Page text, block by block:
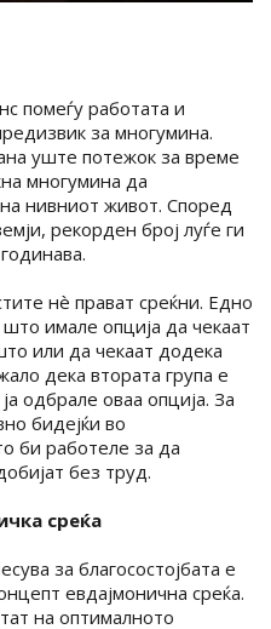
помеѓу работата и
за многумина.
уште потежок за време
многумина да
нивниот живот. Според
рекорден број луѓе ги
нè прават среќни. Едно
имале опција да чекаат
или да чекаат додека
дека втората група е
одбрале оваа опција. За
бидејќи во
би работеле за да
без труд.
среќа
за благосостојбата е
евдајмонична среќа.
на оптималното